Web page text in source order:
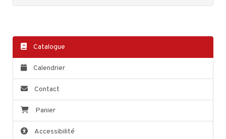
Catalogue
Calendrier
Contact
Panier
Accessibilité